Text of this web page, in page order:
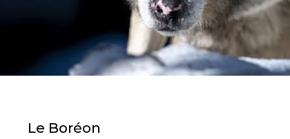
Le Boréon